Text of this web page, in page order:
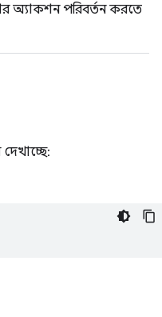
অ্যাকশন পরিবর্তন করতে